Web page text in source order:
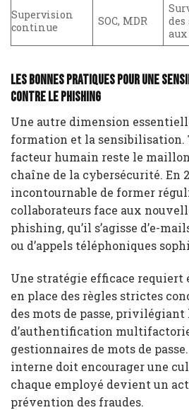
Supervision
continue
SOC, MDR
Les bonnes pratiques pour une
contre le phishing
Une autre dimension
formation et la sensibilisation.
facteur humain reste le
chaîne de la cybersécurité. En
incontournable de former
collaborateurs face aux
phishing, qu’il s’agisse d’e-
ou d’appels téléphoniques
Une stratégie efficace requiert
en place des règles strictes
des mots de passe,
d’authentification
gestionnaires de mots de
interne doit encourager une
chaque employé devient un
prévention des fraudes.